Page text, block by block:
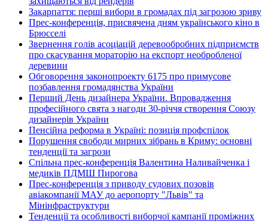
Закарпаття: перші вибори в громадах під загрозою зриву
Прес-конференція, присвячена дням українського кіно в
Брюсселі
Звернення голів асоціацій деревообробних підприємств
про скасування мораторію на експорт необробленої
деревини
Обговорення законопроекту 6175 про примусове
позбавлення громадянства України
Перший День дизайнера України. Впровадження
професійного свята з нагоди 30-річчя створення Союзу
дизайнерів України
Пенсійна реформа в Україні: позиція профспілок
Порушення свободи мирних зібрань в Криму: основні
тенденції та загрози
Спільна прес-конференція Валентина Наливайченка і
медиків ПДМШ Пирогова
Прес-конференція з приводу судових позовів
авіакомпанії МАУ до аеропорту "Львів" та
Мінінфраструктури
Тенденції та особливості виборчої кампанії проміжних